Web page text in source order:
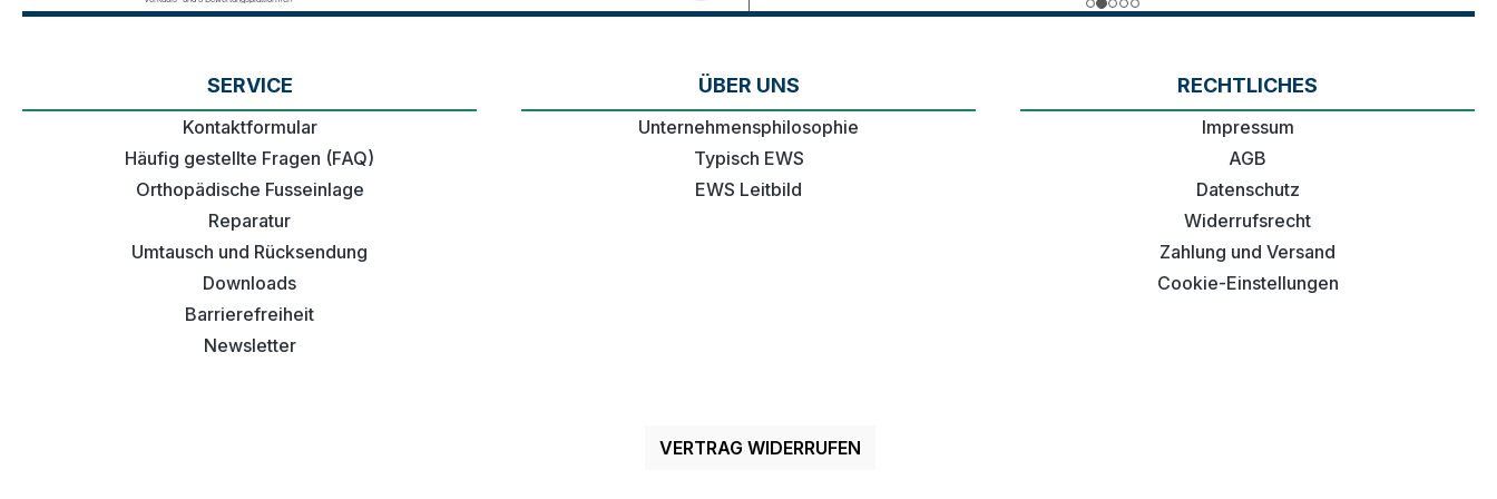
SERVICE
Kontaktformular
Häufig gestellte Fragen (FAQ)
Orthopädische Fusseinlage
Reparatur
Umtausch und Rücksendung
Downloads
Barrierefreiheit
Newsletter
ÜBER UNS
Unternehmensphilosophie
Typisch EWS
EWS Leitbild
RECHTLICHES
Impressum
AGB
Datenschutz
Widerrufsrecht
Zahlung und Versand
Cookie-Einstellungen
VERTRAG WIDERRUFEN